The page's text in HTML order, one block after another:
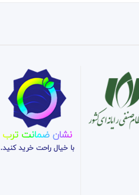
نشان ضمانت ترب
با خیال راحت خرید کنید.